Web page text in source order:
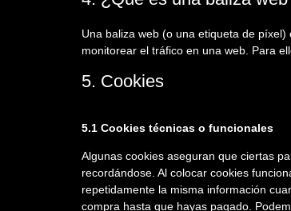
Una baliza web (o una etiqueta de
monitorear el tráfico en una web. Para
5. Cookies
5.1 Cookies técnicas o funcionales
Algunas cookies aseguran que ciertas
recordándose. Al colocar cookies
repetidamente la misma información
compra hasta que hayas pagado.